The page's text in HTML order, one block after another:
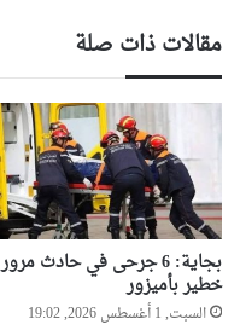
مقالات ذات صلة
بجاية: 6 جرحى في حادث مرور
خطير بأميزور
السبت, 1 أغسطس 2026, 19:02